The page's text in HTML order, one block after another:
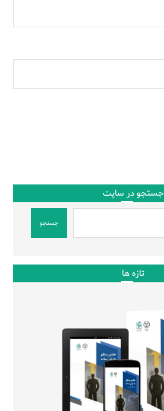
جستجو در سایت
جستجو
تازه ها